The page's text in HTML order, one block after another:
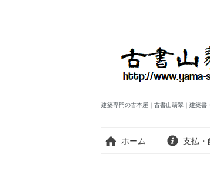
建築専門の古本屋｜古書山翡翠｜建築書
ホーム 支払・